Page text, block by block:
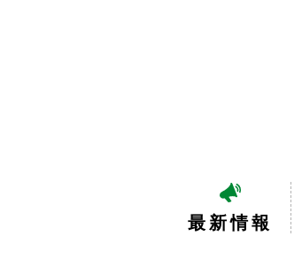
最新情報